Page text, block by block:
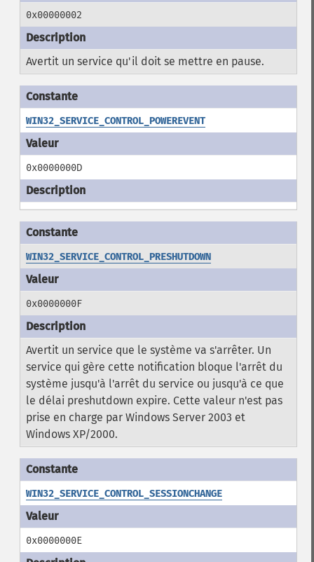
0x00000002
Avertit un service qu'il doit se mettre en pause.
WIN32_SERVICE_CONTROL_POWEREVENT
0x0000000D
WIN32_SERVICE_CONTROL_PRESHUTDOWN
0x0000000F
Avertit un service que le système va s'arrêter. Un
service qui gère cette notification bloque l'arrêt du
système jusqu'à l'arrêt du service ou jusqu'à ce que
le délai preshutdown expire. Cette valeur n'est pas
prise en charge par Windows Server 2003 et
Windows XP/2000.
WIN32_SERVICE_CONTROL_SESSIONCHANGE
0x0000000E